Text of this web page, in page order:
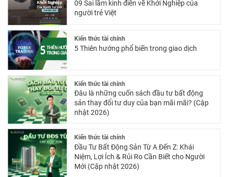
09 Sai lầm kinh điển về Khởi Nghiệp của
người trẻ Việt
Kiến thức tài chính
5 Thiên hướng phổ biến trong giao dịch
Kiến thức tài chính
Đâu là những cuốn sách đầu tư bất động
sản thay đổi tư duy của bạn mãi mãi? (Cập
nhật 2026)
Kiến thức tài chính
Đầu Tư Bất Động Sản Từ A Đến Z: Khái
Niệm, Lợi Ích & Rủi Ro Cần Biết cho Người
Mới (Cập nhật 2026)